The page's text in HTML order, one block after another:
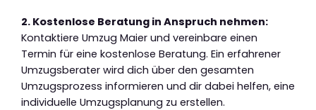
2. Kostenlose Beratung in Anspruch nehmen:
Kontaktiere Umzug Maier und vereinbare einen
Termin für eine kostenlose Beratung. Ein erfahrener
Umzugsberater wird dich über den gesamten
Umzugsprozess informieren und dir dabei helfen, eine
individuelle Umzugsplanung zu erstellen.